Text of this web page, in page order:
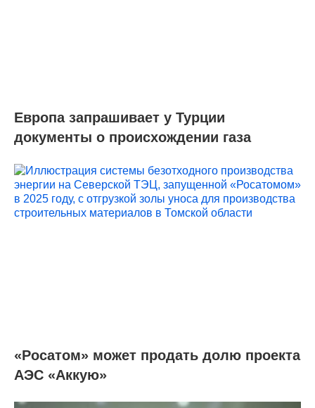
Европа запрашивает у Турции
документы о происхождении газа
«Росатом» может продать долю проекта
АЭС «Аккую»